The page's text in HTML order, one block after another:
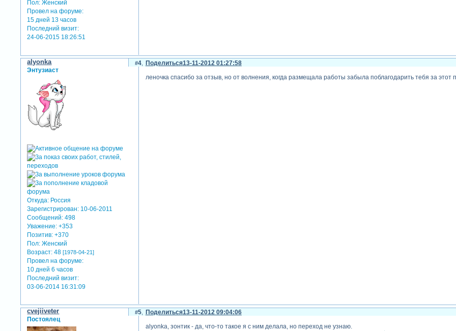
Пол: Женский
Провел на форуме:
15 дней 13 часов
Последний визит:
24-06-2015 18:26:51
Поделиться
4 13-11-2012 01:27:58
alyonka
Энтузиаст
Откуда: Россия
Зарегистрирован: 10-06-2011
Сообщений: 498
Уважение: +353
Позитив: +370
Пол: Женский
Возраст: 48[1978-04-21]
Провел на форуме:
10 дней 6 часов
Последний визит:
03-06-2014 16:31:09
леночка спасибо за отзыв, но от волнения, когда размещала работы забыла поблагодарить тебя за этот
Поделиться
5 13-11-2012 09:04:06
cvejiiveter
Постоялец
alyonka, зонтик - да, что-то такое я с ним делала, но переход не узнаю.